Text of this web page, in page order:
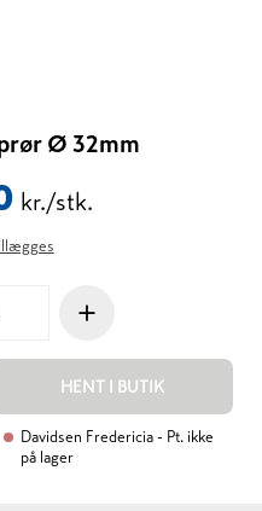
Ø 32mm
kr./stk.
+
HENT I BUTIK
Davidsen Fredericia - Pt. ikke
på lager